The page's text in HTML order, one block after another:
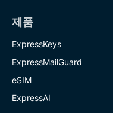
제품
ExpressKeys
ExpressMailGuard
eSIM
ExpressAI